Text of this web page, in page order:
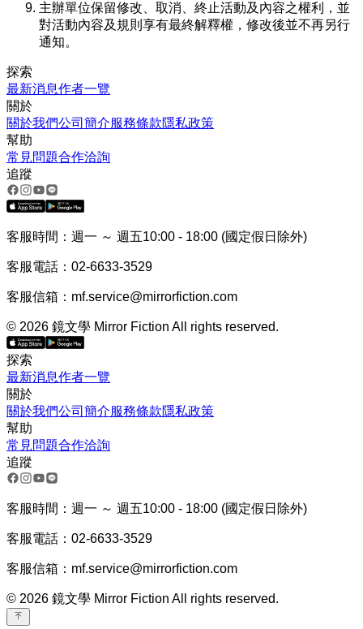
主辦單位保留修改、取消、終止活動及內容之權利，並
對活動內容及規則享有最終解釋權，修改後並不再另行
通知。
探索
最新消息作者一覽
關於
關於我們公司簡介服務條款隱私政策
幫助
常見問題合作洽詢
追蹤
客服時間：週一 ～ 週五10:00 - 18:00 (國定假日除外)
客服電話：02-6633-3529
客服信箱：mf.service@mirrorfiction.com
© 2026 鏡文學 Mirror Fiction All rights reserved.
探索
最新消息作者一覽
關於
關於我們公司簡介服務條款隱私政策
幫助
常見問題合作洽詢
追蹤
客服時間：週一 ～ 週五10:00 - 18:00 (國定假日除外)
客服電話：02-6633-3529
客服信箱：mf.service@mirrorfiction.com
© 2026 鏡文學 Mirror Fiction All rights reserved.